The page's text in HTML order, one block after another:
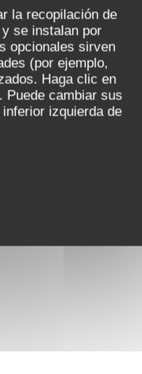
la recopilación de
se instalan por
opcionales sirven
(por ejemplo,
Haga clic en
Puede cambiar sus
izquierda de